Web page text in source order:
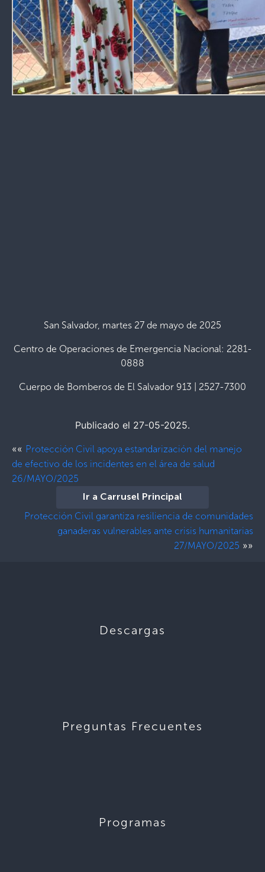
San Salvador, martes 27 de mayo de 2025
Centro de Operaciones de Emergencia Nacional: 2281-
0888
Cuerpo de Bomberos de El Salvador 913 | 2527-7300
Publicado el 27-05-2025.
«« Protección Civil apoya estandarización del manejo
de efectivo de los incidentes en el área de salud
26/MAYO/2025
Ir a Carrusel Principal
Protección Civil garantiza resiliencia de comunidades
ganaderas vulnerables ante crisis humanitarias
27/MAYO/2025 »»
Descargas
Preguntas Frecuentes
Programas